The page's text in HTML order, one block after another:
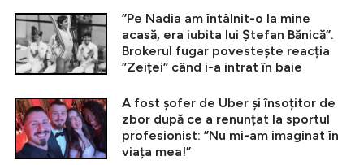
”Pe Nadia am întâlnit-o la mine
acasă, era iubita lui Ștefan Bănică”.
Brokerul fugar povestește reacția
”Zeiței” când i-a intrat în baie
A fost șofer de Uber și însoțitor de
zbor după ce a renunțat la sportul
profesionist: ”Nu mi-am imaginat în
viața mea!”